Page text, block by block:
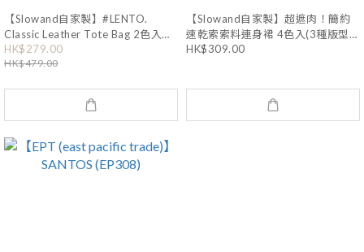
【Slowand自家製】#LENTO.
Classic Leather Tote Bag 2色入
(SD1257)
HK$279.00
HK$479.00
【Slowand自家製】超遮肉！簡約
速乾索索料連身裙 4色入(3種版型)
(SD1271)
HK$309.00